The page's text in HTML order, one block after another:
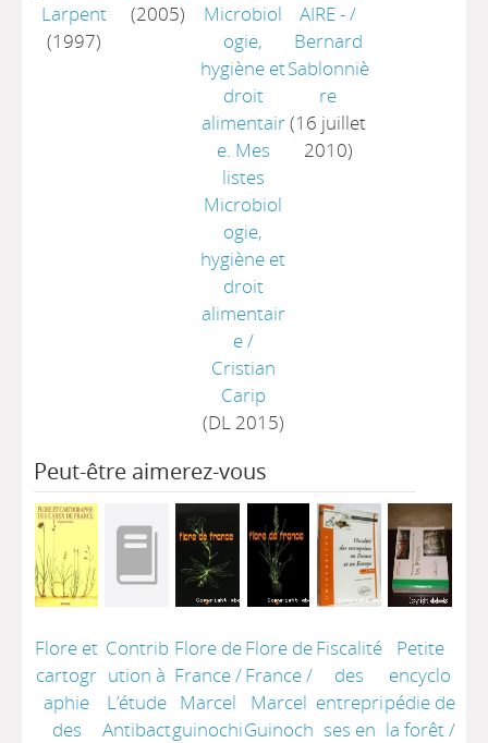
Larpent
(1997)
(2005)
Microbiol
ogie,
hygiène et
droit
alimentair
e. Mes
listes
Microbiol
ogie,
hygiène et
droit
alimentair
e/
Cristian
Carip
(DL 2015)
AIRE -/
Bernard
Sablonniè
re
(16 juillet
2010)
Peut-être aimerez-vous
Flore et
cartogr
aphie
des
Contrib
ution à
L’étude
Antibact
Flore de
France/
Marcel
guinochi
Flore de
France/
Marcel
Guinoch
Fiscalité
des
entrepri
ses en
Petite
encyclo
pédie de
la forêt/